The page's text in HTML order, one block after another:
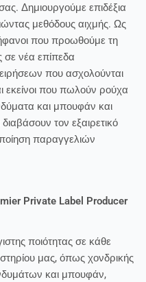
Δημιουργούμε επιδέξια
μεθόδους αιχμής. Ως
που προωθούμε τη
σε νέα επίπεδα
που ασχολούνται
εκείνοι που πωλούν ρούχα
και μπουφάν και
τον εξαιρετικό
παραγγελιών
Private Label Producer
ποιότητας σε κάθε
μας, όπως χονδρικής
και μπουφάν,